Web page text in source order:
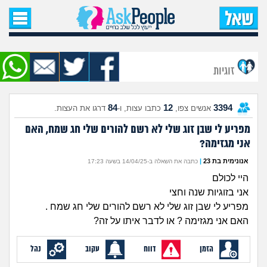
עמוד הבית
שאל שאלה
שאלות חדשות
שאלות שעוררו עניין
מתחם הטיפים
מדורים
זוגיות
3394 אנשים צפו, 12 כתבו עצות, ו-84 דרגו את העצות.
מפריע לי שבן זוג שלי לא רשם להורים שלי חג שמח, האם
אני מגזימה?
אנונימית בת 23 | כתבה את השאלה ב-14/04/25 בשעה 17:23
היי לכולם
אני בזוגיות שנה וחצי
מפריע לי שבן זוג שלי לא רשם להורים שלי חג שמח .
האם אני מגזימה ? או לדבר איתו על זה?
הזמן דווח עקוב נהל